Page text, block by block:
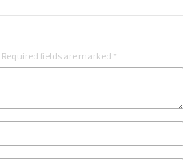
Required fields are marked *